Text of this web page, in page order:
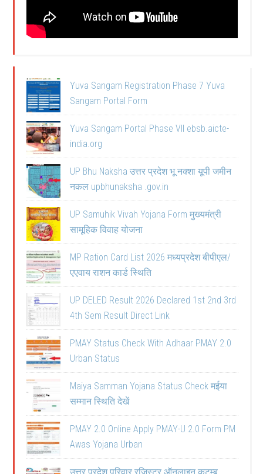
Yuva Sangam Registration Phase 7 Yuva
Sangam Portal Form
Yuva Sangam Portal Phase VII ebsb.aicte-
india.org
UP Bhu Naksha उत्तर प्रदेश भू नक्शा यूपी जमीन
नकल upbhunaksha .gov.in
UP Samuhik Vivah Yojana Form मुख्यमंत्री
सामूहिक विवाह योजना
MP Ration Card List 2026 मध्यप्रदेश बीपीएल/
एएवाय राशन कार्ड स्थिति
UP DELED Result 2026 Declared 1st 2nd 3rd
4th Sem Result Direct Link
PMAY Status Check With Adhaar PMAY 2.0
Urban Status
Maiya Samman Yojana Status Check मईया
सम्मान स्थिति देखें
PMAY 2.0 Online Apply PMAY-U 2.0 Form PM
Awas Yojana Urban